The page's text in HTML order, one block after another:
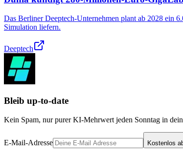
Das Berliner Deeptech-Unternehmen plant ab 2028 ein
Simulation liefern.
Deeptech
Bleib up-to-date
Kein Spam, nur purer KI-Mehrwert jeden Sonntag in
E-Mail-Adresse Kostenlos